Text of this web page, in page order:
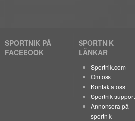
SPORTNIK PÅ
FACEBOOK
SPORTNIK
LÄNKAR
Sportnik.com
Om oss
Kontakta oss
Sportnik support
Annonsera på
sportnik